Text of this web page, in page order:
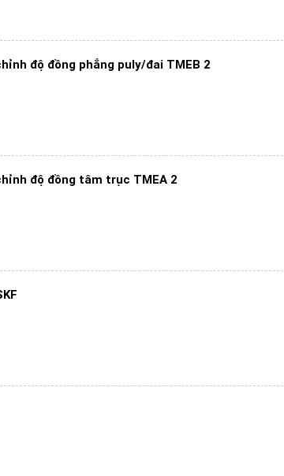
độ đồng phẳng puly/đai TMEB 2
độ đồng tâm trục TMEA 2